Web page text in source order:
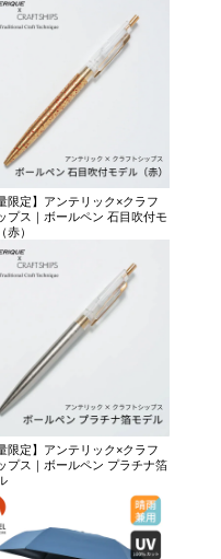
限定】アンテリック×クラフ
プス｜ボールペン 石目吹付モ
赤）
限定】アンテリック×クラフ
プス｜ボールペン プラチナ箔